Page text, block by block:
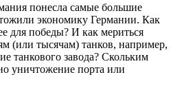
понесла самые большие
экономику Германии. Как
для победы? И как мериться
(или тысячам) танков, например,
танкового завода? Скольким
уничтожение порта или